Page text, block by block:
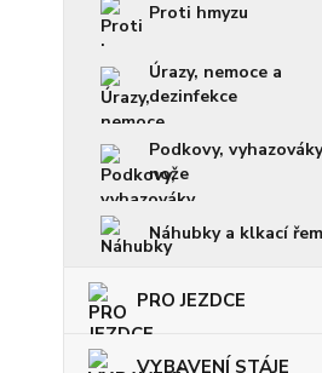
Proti hmyzu
Úrazy, nemoce a
dezinfekce
Podkovy,
nože
Náhubky a klkací
PRO JEZDCE
VYBAVENÍ STÁJE